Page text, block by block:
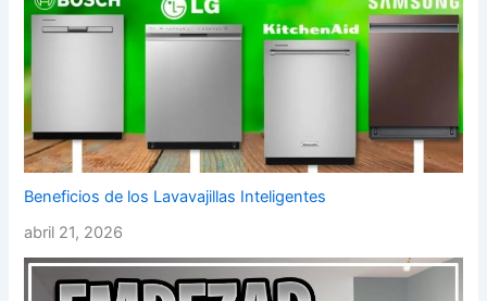
Beneficios de los Lavavajillas Inteligentes
abril 21, 2026